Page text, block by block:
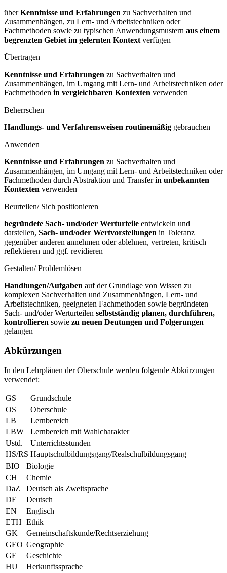
überKenntnisse und Erfahrungen zu Sachverhalten und
Zusammenhängen, zu Lern- und Arbeitstechniken oder
Fachmethoden sowie zu typischen Anwendungsmustern aus einem
begrenzten Gebiet im gelernten Kontext verfügen
Übertragen
Kenntnisse und Erfahrungen zu Sachverhalten und
Zusammenhängen, im Umgang mit Lern- und Arbeitstechniken oder
Fachmethoden in vergleichbaren Kontexten verwenden
Beherrschen
Handlungs- und Verfahrensweisen routinemäßig gebrauchen
Anwenden
Kenntnisse und Erfahrungen zu Sachverhalten und
Zusammenhängen, im Umgang mit Lern- und Arbeitstechniken oder
Fachmethoden durch Abstraktion und Transferin unbekannten
Kontexten verwenden
Beurteilen/ Sich positionieren
begründete Sach- und/oder Werturteile entwickeln und
darstellen, Sach- und/oder Wertvorstellungen in Toleranz
gegenüber anderen annehmen oder ablehnen, vertreten, kritisch
reflektieren und ggf. revidieren
Gestalten/ Problemlösen
Handlungen/Aufgaben auf der Grundlage von Wissen zu
komplexen Sachverhalten und Zusammenhängen, Lern- und
Arbeitstechniken, geeigneten Fachmethoden sowie begründeten
Sach- und/oder Werturteilen selbstständig planen, durchführen,
kontrollieren sowie zu neuen Deutungen und Folgerungen
gelangen
Abkürzungen
In den Lehrplänen der Oberschule werden folgende Abkürzungen
verwendet:
GS
Grundschule
OS
Oberschule
LB
Lernbereich
LBW
Lernbereich mit Wahlcharakter
Ustd.
Unterrichtsstunden
HS/RS Hauptschulbildungsgang/Realschulbildungsgang
BIO
Biologie
CH
Chemie
DaZ
Deutsch als Zweitsprache
DE
Deutsch
EN
Englisch
ETH Ethik
GK
Gemeinschaftskunde/Rechtserziehung
GEO Geographie
GE
Geschichte
HU
Herkunftssprache